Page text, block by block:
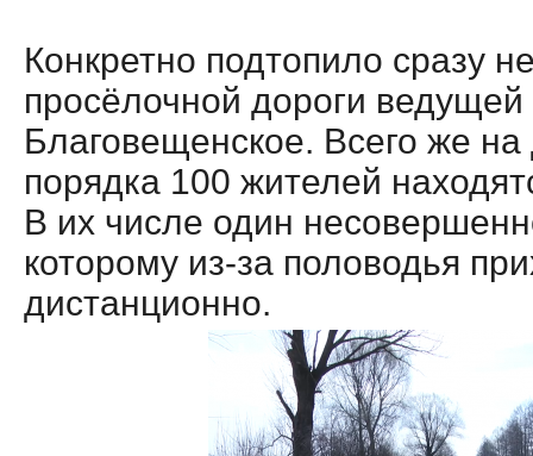
Конкретно подтопило сразу
просёлочной дороги ведущей
Благовещенское. Всего же
порядка 100 жителей
В их числе один
которому из-за половодья
дистанционно.